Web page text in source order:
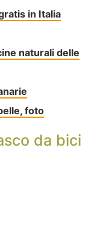
in Italia
naturali delle
foto
da bici